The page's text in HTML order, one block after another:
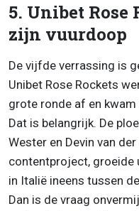
5. Unibet Rose
zijn vuurdoop
De vijfde verrassing is
Unibet Rose Rockets
grote ronde af en
Dat is belangrijk. De
Wester en Devin van
contentproject, groeide
in Italië ineens tussen
Dan is de vraag